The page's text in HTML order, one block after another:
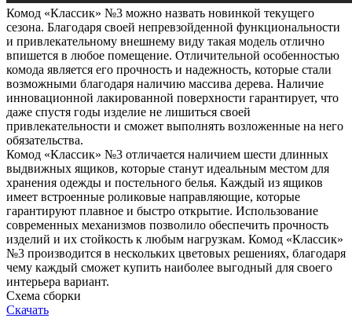
Комод «Классик» №3 можно назвать новинкой текущего
сезона. Благодаря своей непревзойденной функциональности
и привлекательному внешнему виду такая модель отлично
впишется в любое помещение. Отличительной особенностью
комода является его прочность и надежность, которые стали
возможными благодаря наличию массива дерева. Наличие
инновационной лакированной поверхности гарантирует, что
даже спустя годы изделие не лишиться своей
привлекательности и сможет выполнять возложенные на него
обязательства.
Комод «Классик» №3 отличается наличием шести длинных
выдвижных ящиков, которые станут идеальным местом для
хранения одежды и постельного белья. Каждый из ящиков
имеет встроенные роликовые направляющие, которые
гарантируют плавное и быстро открытие. Использование
современных механизмов позволило обеспечить прочность
изделий и их стойкость к любым нагрузкам. Комод «Классик»
№3 производится в нескольких цветовых решениях, благодаря
чему каждый сможет купить наиболее выгодный для своего
интерьера вариант.
Схема сборки
Скачать